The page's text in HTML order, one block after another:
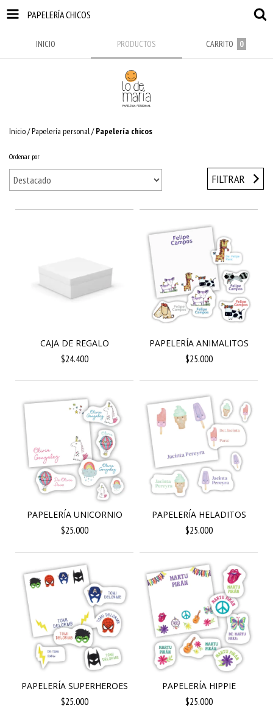
PAPELERÍA CHICOS
INICIO PRODUCTOS CARRITO 0
Inicio/Papelería personal/ Papelería chicos
Ordenar por
FILTRAR
CAJA DE REGALO
$24.400
PAPELERÍA ANIMALITOS
$25.000
PAPELERÍA UNICORNIO
$25.000
PAPELERÍA HELADITOS
$25.000
PAPELERÍA SUPERHEROES
$25.000
PAPELERÍA HIPPIE
$25.000